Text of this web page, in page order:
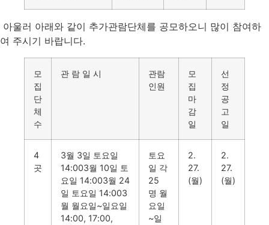
아울러 아래와 같이 추가관람단체를 공모하오니 많이 참여하
여 주시기 바랍니다.
모
집
단
체
수
관 람 일 시
관람
인원
모
집
마
감
일
선
정
공
고
일
4
곳
3월 3일 토요일
14:003월 10일 토
요일 14:003월 24
일 토요일 14:003
월 월요일~일요일
14:00, 17:00,
토요
일 각
25
명 월
요일
~일
2.
27.
(월)
2.
27.
(월)